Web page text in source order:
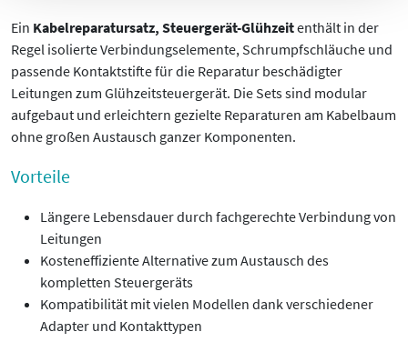
Ein Kabelreparatursatz, Steuergerät-Glühzeitenthält in der
Regel isolierte Verbindungselemente, Schrumpfschläuche und
passende Kontaktstifte für die Reparatur beschädigter
Leitungen zum Glühzeitsteuergerät. Die Sets sind modular
aufgebaut und erleichtern gezielte Reparaturen am Kabelbaum
ohne großen Austausch ganzer Komponenten.
Vorteile
Längere Lebensdauer durch fachgerechte Verbindung von
Leitungen
Kosteneffiziente Alternative zum Austausch des
kompletten Steuergeräts
Kompatibilität mit vielen Modellen dank verschiedener
Adapter und Kontakttypen